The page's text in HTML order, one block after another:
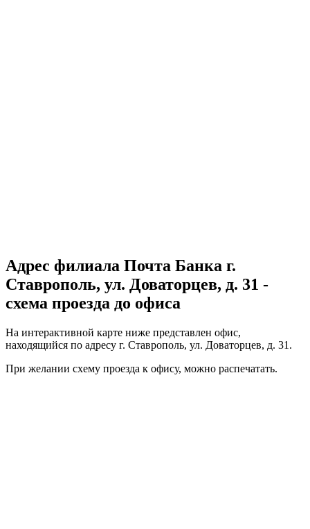
Адрес филиала Почта Банка г.
Ставрополь, ул. Доваторцев, д. 31 -
схема проезда до офиса
На интерактивной карте ниже представлен офис,
находящийся по адресу г. Ставрополь, ул. Доваторцев, д. 31.
При желании схему проезда к офису, можно распечатать.